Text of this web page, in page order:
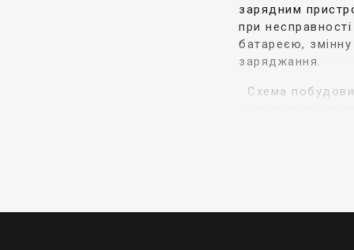
зарядним
при
батареєю,
заряджання.
Схема
вихідного